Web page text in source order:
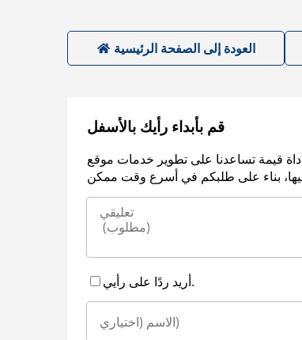
العودة إلى الصفحة الرئيسية
قم بأبداء رأيك بالأسفل
قيمة تساعدنا على تطوير خدمات موقع
أريد ردًا على رأيي.